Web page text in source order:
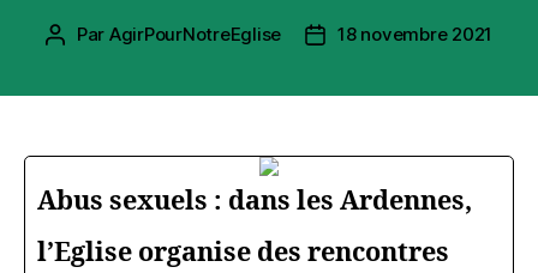
Auteur
Par AgirPourNotreEglise
Date18 novembre 2021
Abus sexuels : dans les Ardennes,
l’Eglise organise des rencontres